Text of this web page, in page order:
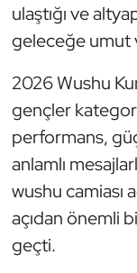
ulaştığı ve
geleceğe umut
2026 Wushu
gençler
performans,
anlamlı
wushu camiası
açıdan önemli
geçti.
Ragbi
Satranç
Su Topu
Sualtı
Tekvando